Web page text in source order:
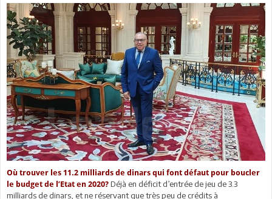
Où trouver les 11.2 milliards de dinars qui font défaut pour boucler
le budget de l’Etat en 2020? Déjà en déficit d’entrée de jeu de 3.3
milliards de dinars, et ne réservant que très peu de crédits à